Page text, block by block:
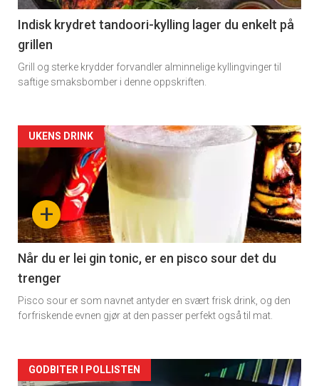
Indisk krydret tandoori-kylling lager du enkelt på
grillen
Grill og sterke krydder forvandler alminnelige kyllingvinger til
saftige smaksbomber i denne oppskriften.
Forsiden
akkurat
nå
-
2
+
UKENS DRINK
Når du er lei gin tonic, er en pisco sour det du
trenger
Pisco sour er som navnet antyder en svært frisk drink, og den
forfriskende evnen gjør at den passer perfekt også til mat.
Forsiden
GODBITER I POLLISTEN